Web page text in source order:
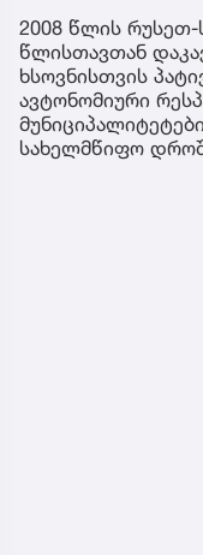
2008 წლის
წლისთავთან
ხსოვნისთვის
ავტონომიური
სახელმწიფო